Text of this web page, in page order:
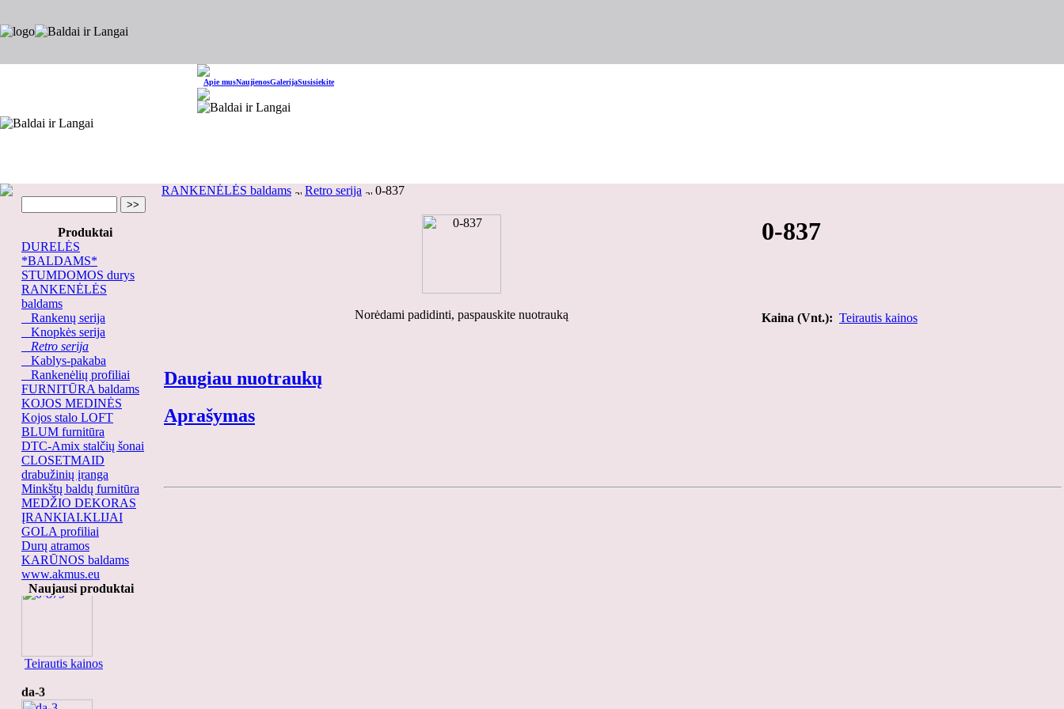
Apie musNaujienosGalerijaSusisiekite
Produktai
DURELĖS
*BALDAMS*
STUMDOMOS durys
RANKENĖLĖS
baldams
Rankenų serija
Knopkės serija
Retro serija
Kablys-pakaba
Rankenėlių profiliai
FURNITŪRA baldams
KOJOS MEDINĖS
Kojos stalo LOFT
BLUM furnitūra
DTC-Amix stalčių šonai
CLOSETMAID
drabužinių įranga
Minkštų baldų furnitūra
MEDŽIO DEKORAS
ĮRANKIAI.KLIJAI
GOLA profiliai
Durų atramos
KARŪNOS baldams
www.akmus.eu
Naujausi produktai
0-879
Teirautis kainos
da-3
RANKENĖLĖS baldams Retro serija 0-837
Norėdami padidinti, paspauskite nuotrauką
0-837
Kaina (Vnt.): Teirautis kainos
Daugiau nuotraukų
Aprašymas